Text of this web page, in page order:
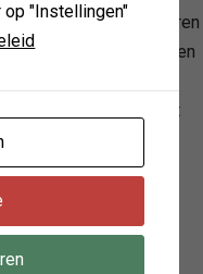
gelegd op het serveren
binnen een warme en
zich direct thuis
dit etablissement
aanbod van 9
en cocktailbar,
een ontspannen
zoals
belofte van goede
"Instellingen"